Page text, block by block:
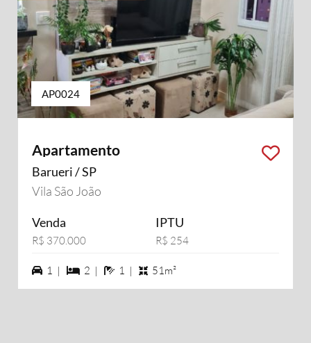
AP0024
Apartamento
Barueri / SP
Vila São João
Venda
R$ 370.000
IPTU
R$ 254
1 vagas na garagem
1 | 2 dormiórios
2 | 1 banheiros
1 | 51m²